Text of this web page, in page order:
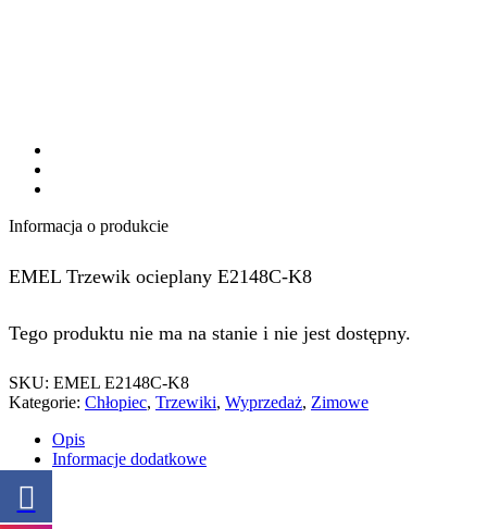
Informacja o produkcie
EMEL Trzewik ocieplany E2148C-K8
Tego produktu nie ma na stanie i nie jest dostępny.
SKU: EMEL E2148C-K8
Kategorie: Chłopiec, Trzewiki, Wyprzedaż, Zimowe
Opis
Informacje dodatkowe